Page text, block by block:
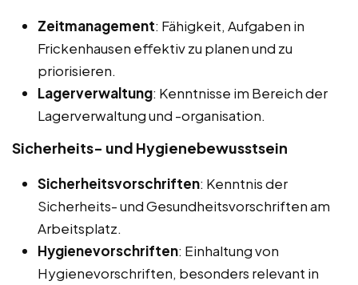
Zeitmanagement: Fähigkeit, Aufgaben in
Frickenhausen effektiv zu planen und zu
priorisieren.
Lagerverwaltung: Kenntnisse im Bereich der
Lagerverwaltung und -organisation.
Sicherheits- und Hygienebewusstsein
Sicherheitsvorschriften: Kenntnis der
Sicherheits- und Gesundheitsvorschriften am
Arbeitsplatz.
Hygienevorschriften: Einhaltung von
Hygienevorschriften, besonders relevant in